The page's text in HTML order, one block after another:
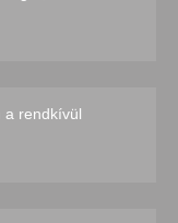
a rendkívül